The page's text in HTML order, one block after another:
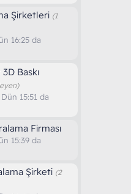
Şirketleri (1
16:25 da
Baskı
Dün 15:51 da
Firması
15:39 da
Şirketi (2